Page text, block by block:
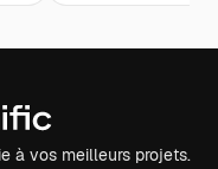
à vos meilleurs projets.